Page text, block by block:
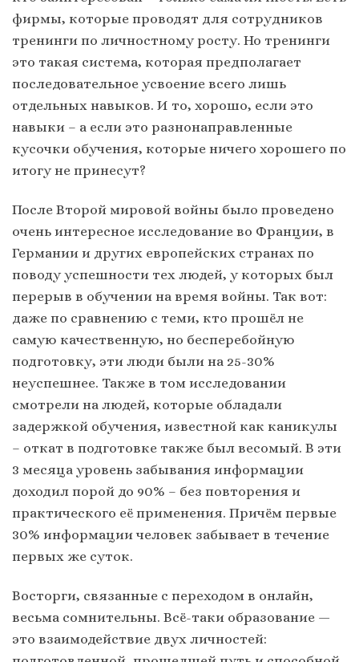
фирмы, которые проводят для сотрудников
тренинги по личностному росту. Но тренинги
это такая система, которая предполагает
последовательное усвоение всего лишь
отдельных навыков. И то, хорошо, если это
навыки – а если это разнонаправленные
кусочки обучения, которые ничего хорошего по
итогу не принесут?
После Второй мировой войны было проведено
очень интересное исследование во Франции, в
Германии и других европейских странах по
поводу успешности тех людей, у которых был
перерыв в обучении на время войны. Так вот:
даже по сравнению с теми, кто прошёл не
самую качественную, но бесперебойную
подготовку, эти люди были на 25-30%
неуспешнее. Также в том исследовании
смотрели на людей, которые обладали
задержкой обучения, известной как каникулы
– откат в подготовке также был весомый. В эти
3 месяца уровень забывания информации
доходил порой до 90% – без повторения и
практического её применения. Причём первые
30% информации человек забывает в течение
первых же суток.
Восторги, связанные с переходом в онлайн,
весьма сомнительны. Всё-таки образование —
это взаимодействие двух личностей: